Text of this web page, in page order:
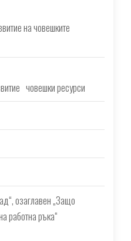
на човешките
човешки ресурси
озаглавен „Защо
работна ръка“